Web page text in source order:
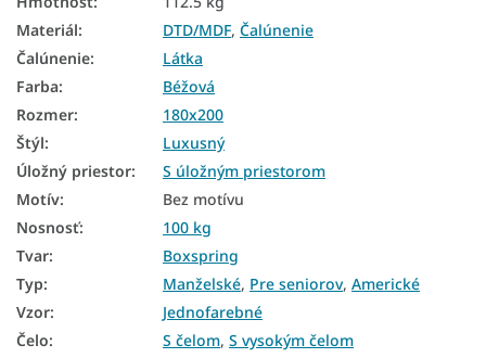
Manželské postele 160x200 s úložným priestorom
Manželské postele 180x200 s úložným priestorom
Postele 200x200 s úložným priestorom
Boxspring postele 180x200
Čalúnené postele 180x200
Boxspring postele s úložným priestorom
Béžové čalúnené postele
Čalúnené postele s úložným priestorom
Čalúnené postele 90x200 s úložným priestorom
Materiál: DTD/MDF, Čalúnenie
Čalúnenie:
Látka
Farba:
Béžová
Rozmer:
180x200
Štýl:
Luxusný
Úložný priestor:
S úložným priestorom
Motív:
Bez motívu
Nosnosť:
100 kg
Tvar:
Boxspring
Typ: Manželské, Pre seniorov, Americké
Vzor:
Jednofarebné
Čelo: S čelom, S vysokým čelom